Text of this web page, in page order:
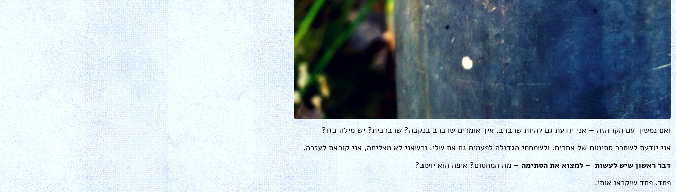
ואם נמשיך עם הקו הזה – אני יודעת גם להיות שרברב. איך אומרים שרברב בנקבה? שרברבית? יש מילה כזו?
אני יודעת לשחרר סתימות של אחרים. ולשמחתי הגדולה לפעמים גם את שלי. וכשאני לא מצליחה, אני קוראת לעזרה.
דבר ראשון שיש לעשות – למצוא את הסתימה– מה המחסום? איפה הוא יושב?
פחד. פחד שיקראו אותי.